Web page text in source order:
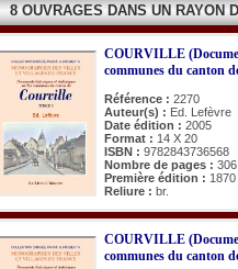
8 OUVRAGES DANS UN RAYON
COURVILLE
communes du canton
Référence : 2270
Auteur(s) : Ed. Lefèvre
Date édition : 2005
Format : 14 X 20
ISBN : 9782843736568
Nombre de pages : 306
Première édition : 1870
Reliure : br.
COURVILLE
communes du canton